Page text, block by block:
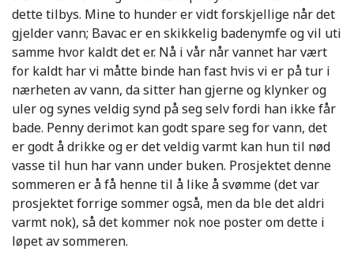
dette tilbys. Mine to hunder er vidt forskjellige når det
gjelder vann; Bavac er en skikkelig badenymfe og vil uti
samme hvor kaldt det er. Nå i vår når vannet har vært
for kaldt har vi måtte binde han fast hvis vi er på tur i
nærheten av vann, da sitter han gjerne og klynker og
uler og synes veldig synd på seg selv fordi han ikke får
bade. Penny derimot kan godt spare seg for vann, det
er godt å drikke og er det veldig varmt kan hun til nød
vasse til hun har vann under buken. Prosjektet denne
sommeren er å få henne til å like å svømme (det var
prosjektet forrige sommer også, men da ble det aldri
varmt nok), så det kommer nok noe poster om dette i
løpet av sommeren.